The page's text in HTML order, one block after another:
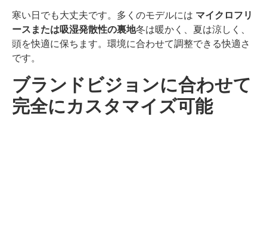
寒い日でも大丈夫です。多くのモデルには マイクロフリ
ースまたは吸湿発散性の裏地冬は暖かく、夏は涼しく、
頭を快適に保ちます。環境に合わせて調整できる快適さ
です。
ブランドビジョンに合わせて
完全にカスタマイズ可能